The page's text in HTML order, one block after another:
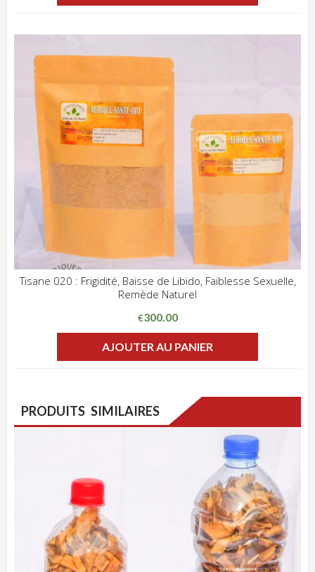
Tisane 020 : Frigidité, Baisse de Libido, Faiblesse Sexuelle,
Remède Naturel
€300.00
AJOUTER AU PANIER
PRODUITS SIMILAIRES